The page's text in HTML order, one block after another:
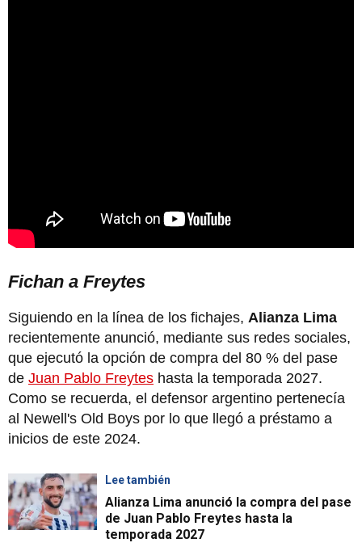
Fichan a Freytes
Siguiendo en la línea de los fichajes, Alianza Lima
recientemente anunció, mediante sus redes sociales,
que ejecutó la opción de compra del 80 % del pase
de Juan Pablo Freytes hasta la temporada 2027.
Como se recuerda, el defensor argentino pertenecía
al Newell's Old Boys por lo que llegó a préstamo a
inicios de este 2024.
Lee también
Alianza Lima anunció la compra del pase
de Juan Pablo Freytes hasta la
temporada 2027